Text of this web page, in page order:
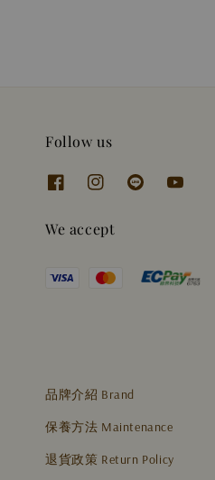
Follow us
We accept
品牌介紹 Brand
保養方法 Maintenance
退貨政策 Return Policy